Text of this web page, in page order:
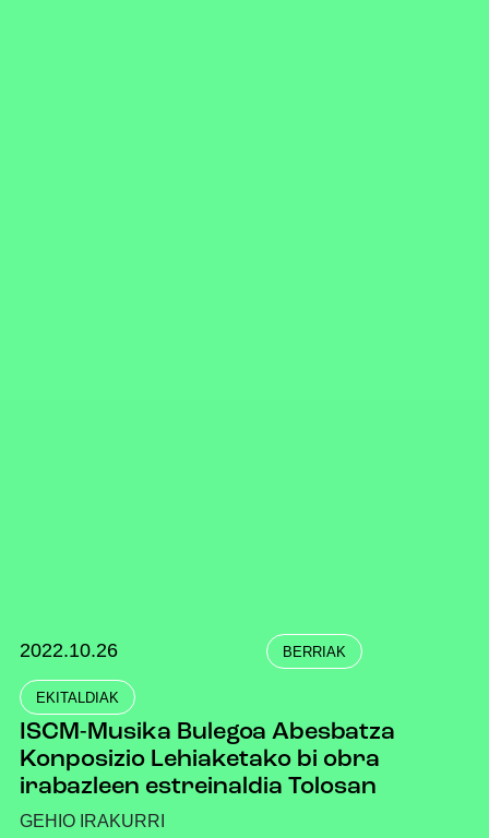
2022.10.26 BERRIAK
EKITALDIAK
ISCM-Musika Bulegoa Abesbatza
Konposizio Lehiaketako bi obra
irabazleen estreinaldia Tolosan
GEHIO IRAKURRI